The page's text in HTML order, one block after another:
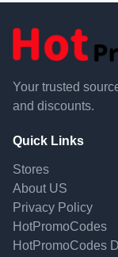
Your trusted
and discounts.
Quick Links
Stores
About US
Privacy Policy
HotPromoCodes
HotPromoCodes